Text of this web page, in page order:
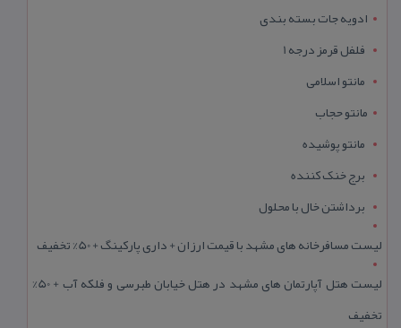
ادویه جات بسته بندی
فلفل قرمز درجه 1
مانتو اسلامی
مانتو حجاب
مانتو پوشیده
برج خنک کننده
برداشتن خال با محلول
لیست مسافرخانه های مشهد با قیمت ارزان + داری پارکینگ + 50% تخفیف
لیست هتل آپارتمان های مشهد در هتل خیابان طبرسی و فلکه آب + 50%
تخفیف